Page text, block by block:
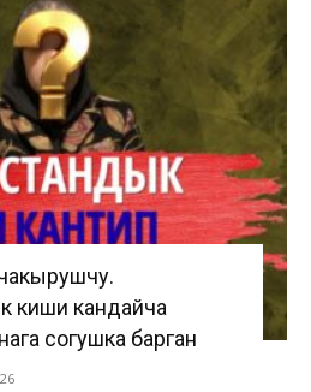
киши кандайча
согушка барган